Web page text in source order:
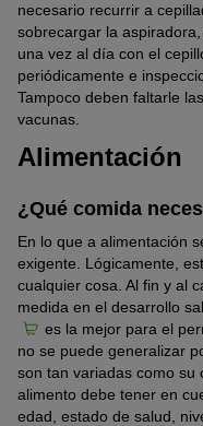
necesario recurrir a
sobrecargar la
una vez al día con el
periódicamente e
Tampoco deben faltarle
vacunas.
Alimentación
¿Qué comida
En lo que a alimentación
exigente. Lógicamente,
cualquier cosa. Al fin y al
medida en el desarrollo
es la mejor para el
no se puede generalizar
son tan variadas como su
alimento debe tener en
edad, estado de salud,